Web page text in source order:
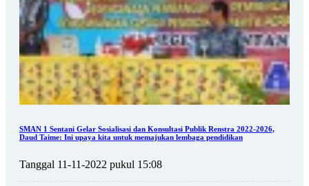
SMAN 1 Sentani Gelar Sosialisasi dan Konsultasi Publik Renstra 2022-2026,
Daud Taime: Ini upaya kita untuk memajukan lembaga pendidikan
Tanggal 11-11-2022 pukul 15:08